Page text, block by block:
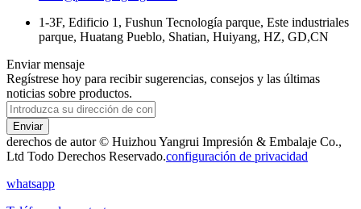
1-3F, Edificio 1, Fushun Tecnología parque, Este industriales
parque, Huatang Pueblo, Shatian, Huiyang, HZ, GD,CN
Enviar mensaje
Regístrese hoy para recibir sugerencias, consejos y las últimas
noticias sobre productos.
Enviar
derechos de autor © Huizhou Yangrui Impresión & Embalaje Co.,
Ltd Todo Derechos Reservado.configuración de privacidad
whatsapp